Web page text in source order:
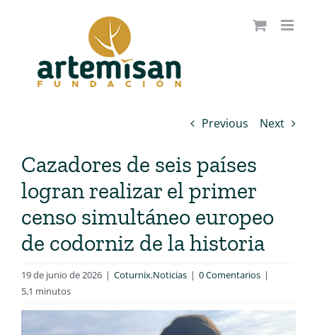
Previous Next
Cazadores de seis países
logran realizar el primer
censo simultáneo europeo
de codorniz de la historia
19 de junio de 2026 | Coturnix,Noticias | 0 Comentarios |
5,1 minutos